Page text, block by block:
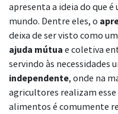
apresenta a ideia do que é
mundo. Dentre eles, o
deixa de ser visto como
ajuda mútua e coletiva
servindo às necessidades
independente, onde na
agricultores realizam
alimentos é comumente